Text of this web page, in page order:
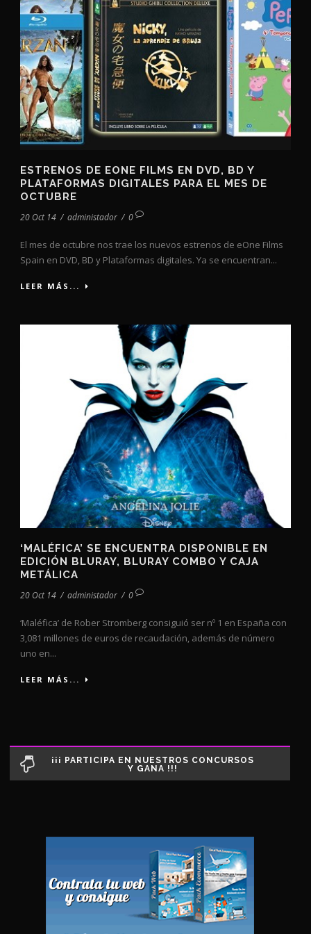
ESTRENOS DE EONE FILMS EN DVD, BD Y
PLATAFORMAS DIGITALES PARA EL MES DE
OCTUBRE
20 Oct 14 / administador / 0
El mes de octubre nos trae los nuevos estrenos de eOne Films
Spain en DVD, BD y Plataformas digitales. Ya se encuentran...
LEER MÁS...
‘MALÉFICA’ SE ENCUENTRA DISPONIBLE EN
EDICIÓN BLURAY, BLURAY COMBO Y CAJA
METÁLICA
20 Oct 14 / administador / 0
‘Maléfica’ de Rober Stromberg consiguió ser nº 1 en España con
3,081 millones de euros de recaudación, además de número
uno en...
LEER MÁS...
¡¡¡ PARTICIPA EN NUESTROS CONCURSOS
Y GANA !!!